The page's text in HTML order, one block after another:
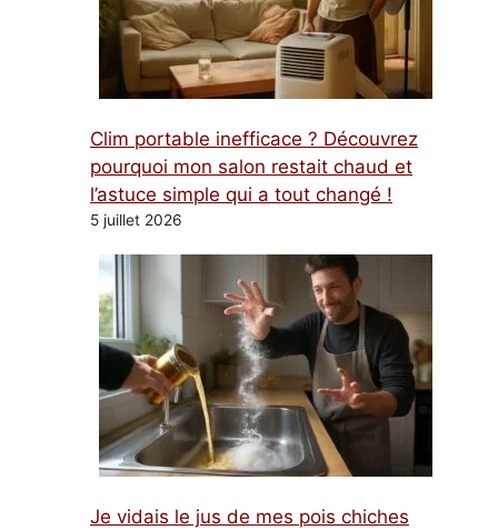
Clim portable inefficace ? Découvrez
pourquoi mon salon restait chaud et
l’astuce simple qui a tout changé !
5 juillet 2026
Je vidais le jus de mes pois chiches